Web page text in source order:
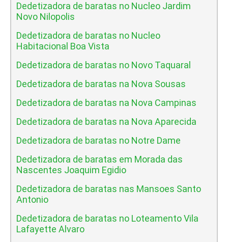
Dedetizadora de baratas no Nucleo Jardim
Novo Nilopolis
Dedetizadora de baratas no Nucleo
Habitacional Boa Vista
Dedetizadora de baratas no Novo Taquaral
Dedetizadora de baratas na Nova Sousas
Dedetizadora de baratas na Nova Campinas
Dedetizadora de baratas na Nova Aparecida
Dedetizadora de baratas no Notre Dame
Dedetizadora de baratas em Morada das
Nascentes Joaquim Egidio
Dedetizadora de baratas nas Mansoes Santo
Antonio
Dedetizadora de baratas no Loteamento Vila
Lafayette Alvaro